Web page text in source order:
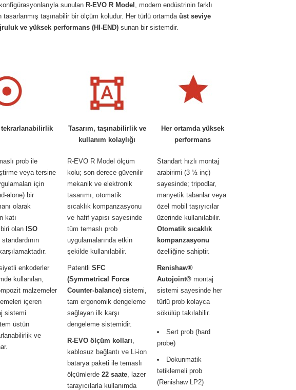
sunulan R-EVO R Model , modern endüstrinin farklı
tasarlanmış taşınabilir bir ölçüm koludur. Her türlü ortamdaüst seviye
ve yüksek performans (HI-END) sunan bir sistemdir.
tekrarlanabilirlik
Tasarım, taşınabilirlik ve
kullanım kolaylığı
Her ortamda yüksek
performans
prob ile
veya tersine
için
alone) bir
olarak
katı
olan ISO
standardının
enkoderler
kullanılan,
malzemeler
içeren
sistemi
üstün
ve
R-EVO R Model ölçüm
kolu; son derece güvenilir
mekanik ve elektronik
tasarımı, otomatik
sıcaklık kompanzasyonu
ve hafif yapısı sayesinde
tüm temaslı prob
uygulamalarında etkin
şekilde kullanılabilir.
Patentli SFC
(Symmetrical Force
Counter-balance) sistemi,
tam ergonomik dengeleme
sağlayan ilk karşı
dengeleme sistemidir.
R-EVO ölçüm kolları,
kablosuz bağlantı ve Li-ion
batarya paketi ile temaslı
ölçümlerde 22 saate, lazer
tarayıcılarla kullanımda
Standart hızlı montaj
arabirimi (3 ½ inç)
sayesinde; tripodlar,
manyetik tabanlar veya
özel mobil taşıyıcılar
üzerinde kullanılabilir.
Otomatik sıcaklık
kompanzasyonu
özelliğine sahiptir.
Renishaw®
Autojoint® montaj
sistemi sayesinde her
türlü prob kolayca
sökülüp takılabilir.
Sert prob (hard
probe)
Dokunmatik
tetiklemeli prob
(Renishaw LP2)